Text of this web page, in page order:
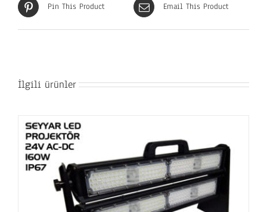
Pin This Product Email This Product
İlgili ürünler